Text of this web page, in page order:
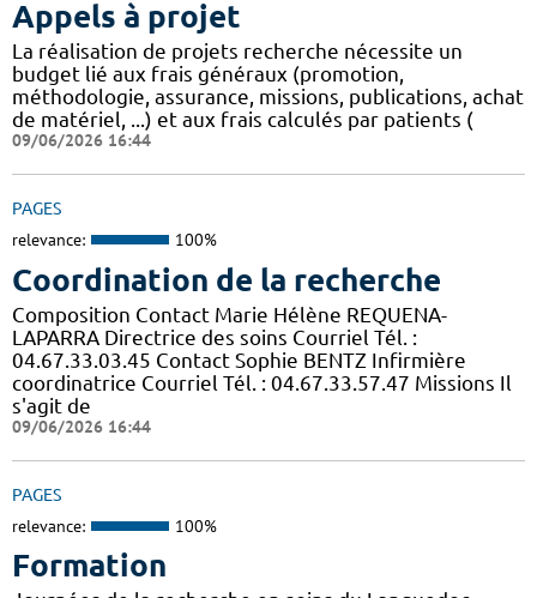
Appels à projet
La réalisation de projets recherche nécessite un
budget lié aux frais généraux (promotion,
méthodologie, assurance, missions, publications, achat
de matériel, ...) et aux frais calculés par patients (
09/06/2026 16:44
PAGES
relevance: 100%
Coordination de la recherche
Composition Contact Marie Hélène REQUENA-
LAPARRA Directrice des soins Courriel Tél. :
04.67.33.03.45 Contact Sophie BENTZ Infirmière
coordinatrice Courriel Tél. : 04.67.33.57.47 Missions Il
s'agit de
09/06/2026 16:44
PAGES
relevance: 100%
Formation